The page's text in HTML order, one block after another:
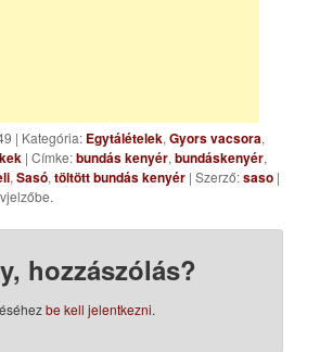
| Kategória: Egytálételek,Gyors vacsora,
| Címke:bundás kenyér,bundáskenyér,
,Sasó,töltött bundás kenyér | Szerző:saso |
hozzászólás?
be kell jelentkezni.